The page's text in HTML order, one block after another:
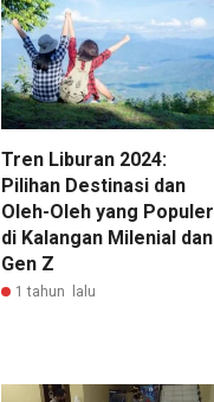
Tren Liburan 2024:
Pilihan Destinasi dan
Oleh-Oleh yang Populer
di Kalangan Milenial dan
Gen Z
1 tahun lalu